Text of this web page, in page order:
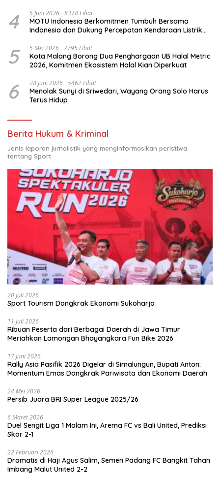
4 5 Juni 2026 8378 Lihat
MOTU Indonesia Berkomitmen Tumbuh Bersama
Indonesia dan Dukung Percepatan Kendaraan Listrik
5 5 Mei 2026 7795 Lihat
Kota Malang Borong Dua Penghargaan UB Halal Metric
2026, Komitmen Ekosistem Halal Kian Diperkuat
6 28 Juni 2026 5462 Lihat
Menolak Sunyi di Sriwedari, Wayang Orang Solo Harus
Terus Hidup
Berita Hukum & Kriminal
Jenis laporan jurnalistik yang menginformasikan peristiwa
tentang Sport
20 Juli 2026
Sport Tourism Dongkrak Ekonomi Sukoharjo
11 Juli 2026
Ribuan Peserta dari Berbagai Daerah di Jawa Timur
Meriahkan Lamongan Bhayangkara Fun Bike 2026
17 Juni 2026
Rally Asia Pasifik 2026 Digelar di Simalungun, Bupati Anton:
Momentum Emas Dongkrak Pariwisata dan Ekonomi Daerah
24 Mei 2026
Persib Juara BRI Super League 2025/26
6 Maret 2026
Duel Sengit Liga 1 Malam Ini, Arema FC vs Bali United, Prediksi
Skor 2-1
22 Februari 2026
Dramatis di Haji Agus Salim, Semen Padang FC Bangkit Tahan
Imbang Malut United 2-2